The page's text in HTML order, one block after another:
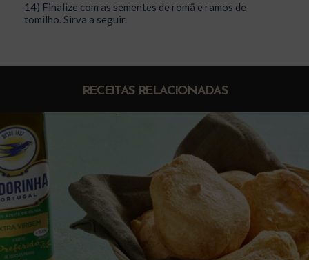
14) Finalize com as sementes de romã e ramos de
tomilho. Sirva a seguir.
RECEITAS RELACIONADAS